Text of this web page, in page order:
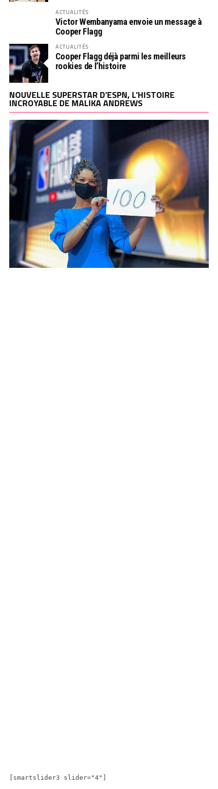
ACTUALITÉS
Victor Wembanyama envoie un message à
Cooper Flagg
ACTUALITÉS
Cooper Flagg déjà parmi les meilleurs
rookies de l’histoire
NOUVELLE SUPERSTAR D’ESPN, L’HISTOIRE
INCROYABLE DE MALIKA ANDREWS
[smartslider3 slider="4"]